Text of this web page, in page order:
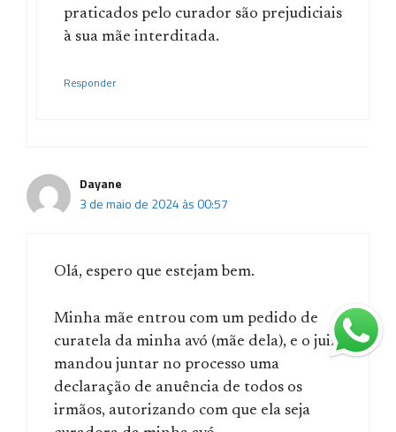
praticados pelo curador são prejudiciais
à sua mãe interditada.
Responder
Dayane
3 de maio de 2024 às 00:57
Olá, espero que estejam bem.
Minha mãe entrou com um pedido de
curatela da minha avó (mãe dela), e o juiz
mandou juntar no processo uma
declaração de anuência de todos os
irmãos, autorizando com que ela seja